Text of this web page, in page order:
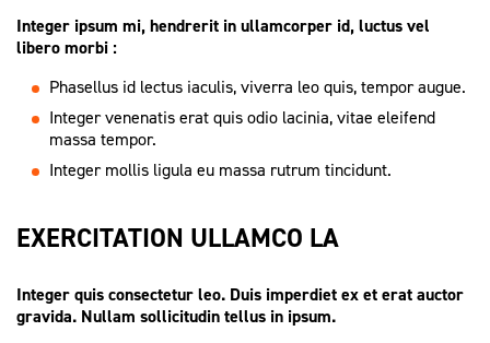
Integer ipsum mi, hendrerit in ullamcorper id, luctus vel
libero morbi :
Phasellus id lectus iaculis, viverra leo quis, tempor augue.
Integer venenatis erat quis odio lacinia, vitae eleifend
massa tempor.
Integer mollis ligula eu massa rutrum tincidunt.
EXERCITATION ULLAMCO LA
Integer quis consectetur leo. Duis imperdiet ex et erat auctor
gravida. Nullam sollicitudin tellus in ipsum.